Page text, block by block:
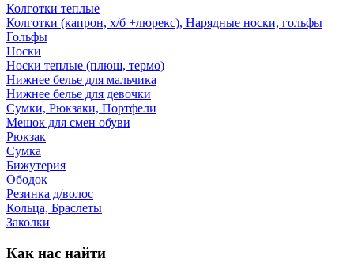
Колготки теплые
Колготки (капрон, х/б +люрекс), Нарядные носки, гольфы
Гольфы
Носки
Носки теплые (плюш, термо)
Нижнее белье для мальчика
Нижнее белье для девочки
Сумки, Рюкзаки, Портфели
Мешок для смен обуви
Рюкзак
Сумка
Бижутерия
Ободок
Резинка д/волос
Кольца, Браслеты
Заколки
Как нас найти